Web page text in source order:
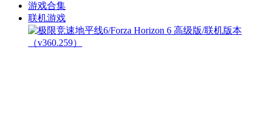
游戏合集
联机游戏